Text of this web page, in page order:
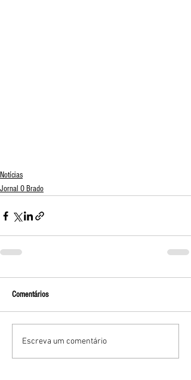
Notícias
Jornal O Brado
Comentários
Escreva um comentário